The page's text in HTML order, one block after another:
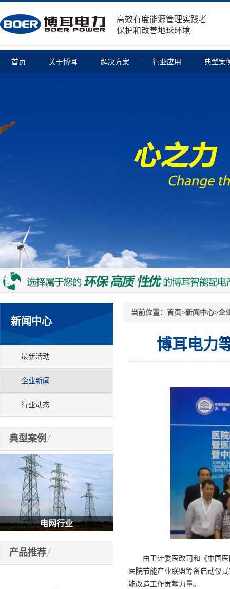
高效有度能源管理实践者
保护和改善地球环境
首页 关于博耳 解决方案 行业应用 典型案
新闻中心
最新活动
企业新闻
行业动态
典型案例
电网行业
产品推荐
当前位置： 首页>新闻中心>企
博耳电力
由卫计委医改司和《中国医
医院节能产业联盟筹备启动仪
能改造工作贡献力量。